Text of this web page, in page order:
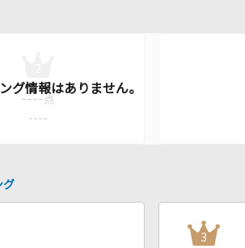
---- 点
----
グ
3